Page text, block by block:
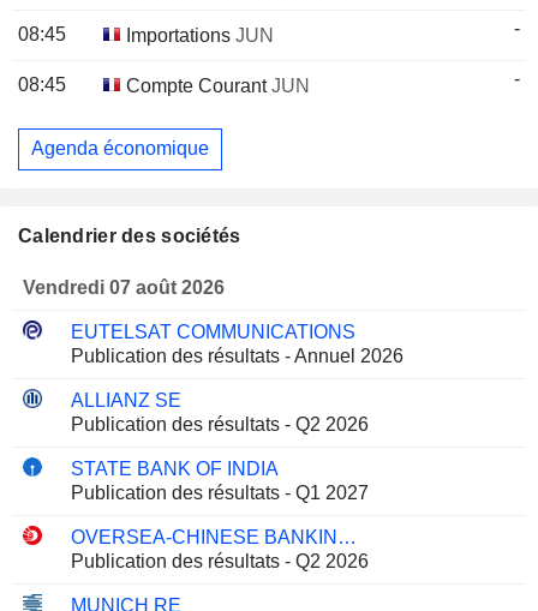
08:45 Importations JUN -
08:45 Compte CourantJUN -
Agenda économique
Calendrier des sociétés
Vendredi 07 août 2026
EUTELSAT COMMUNICATIONS
Publication des résultats - Annuel 2026
ALLIANZ SE
Publication des résultats - Q2 2026
STATE BANK OF INDIA
Publication des résultats - Q1 2027
OVERSEA-CHINESE BANKING CORPORATION LIMITED
Publication des résultats - Q2 2026
MUNICH RE